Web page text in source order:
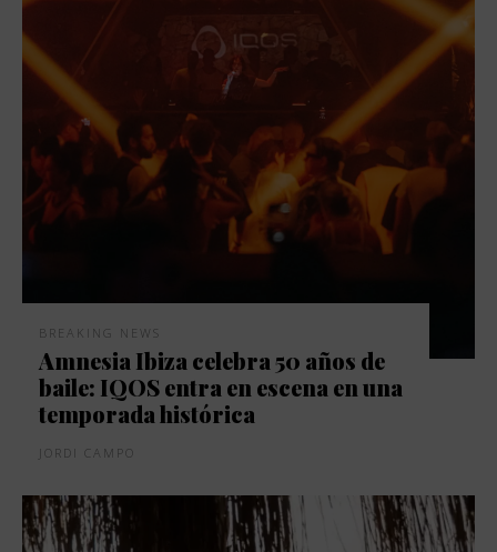
BREAKING NEWS
Amnesia Ibiza celebra 50 años de
baile: IQOS entra en escena en una
temporada histórica
JORDI CAMPO